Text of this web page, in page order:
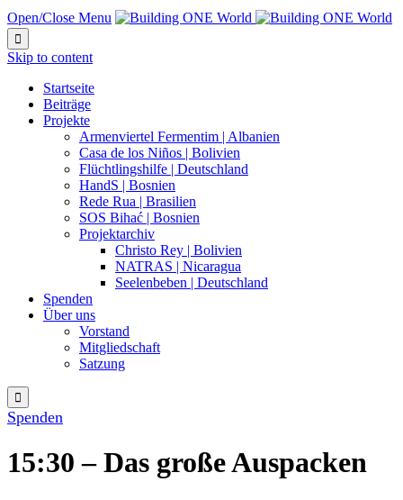
Open/Close Menu

Skip to content
Startseite
Beiträge
Projekte
Armenviertel Fermentim | Albanien
Casa de los Niños | Bolivien
Flüchtlingshilfe | Deutschland
HandS | Bosnien
Rede Rua | Brasilien
SOS Bihać | Bosnien
Projektarchiv
Christo Rey | Bolivien
NATRAS | Nicaragua
Seelenbeben | Deutschland
Spenden
Über uns
Vorstand
Mitgliedschaft
Satzung

Spenden
15:30 – Das große Auspacken